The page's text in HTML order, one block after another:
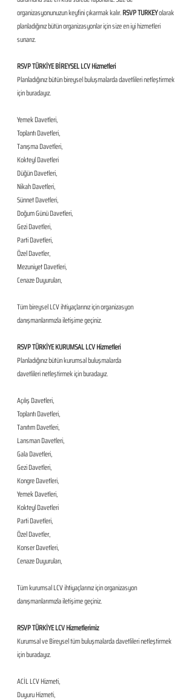
organizasyonunuzun keyfini çıkarmak kalır. RSVP TURKEY olarak
planladığınız bütün organizasyonlar için size en iyi hizmetleri
sunarız.
RSVP TÜRKİYE BİREYSEL LCV Hizmetleri
Planladığınız bütün bireysel buluşmalarda davetlileri netleştirmek
için buradayız.
Yemek Davetleri,
Toplantı Davetleri,
Tanışma Davetleri,
Kokteyl Davetleri
Düğün Davetleri,
Nikah Davetleri,
Sünnet Davetleri,
Doğum Günü Davetleri,
Gezi Davetleri,
Parti Davetleri,
Özel Davetler,
Mezuniyet Davetleri,
Cenaze Duyuruları,
Tüm bireysel LCV ihtiyaçlarınız için organizasyon
danışmanlarımızla iletişime geçiniz.
RSVP TÜRKİYE KURUMSAL LCV Hizmetleri
Planladığınız bütün kurumsal buluşmalarda
davetlileri netleştirmek için buradayız.
Açılış Davetleri,
Toplantı Davetleri,
Tanıtım Davetleri,
Lansman Davetleri,
Gala Davetleri,
Gezi Davetleri,
Kongre Davetleri,
Yemek Davetleri,
Kokteyl Davetleri
Parti Davetleri,
Özel Davetler,
Konser Davetleri,
Cenaze Duyuruları,
Tüm kurumsal LCV ihtiyaçlarınız için organizasyon
danışmanlarımızla iletişime geçiniz.
RSVP TÜRKİYE LCV Hizmetlerimiz
Kurumsal ve Bireysel tüm buluşmalarda davetlileri netleştirmek
için buradayız.
ACİL LCV Hizmeti,
Duyuru Hizmeti,